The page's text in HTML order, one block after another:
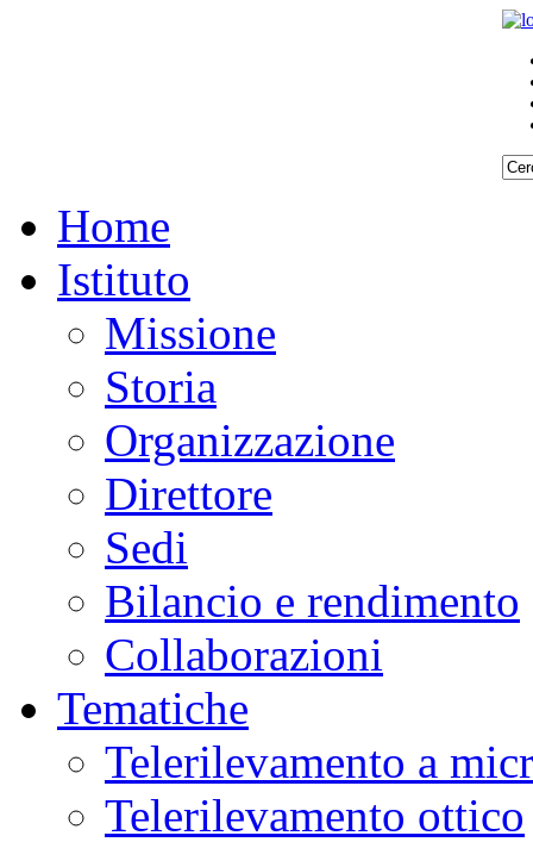
Home
Istituto
Missione
Storia
Organizzazione
Direttore
Sedi
Bilancio e rendimento
Collaborazioni
Tematiche
Telerilevamento a
Telerilevamento ottico